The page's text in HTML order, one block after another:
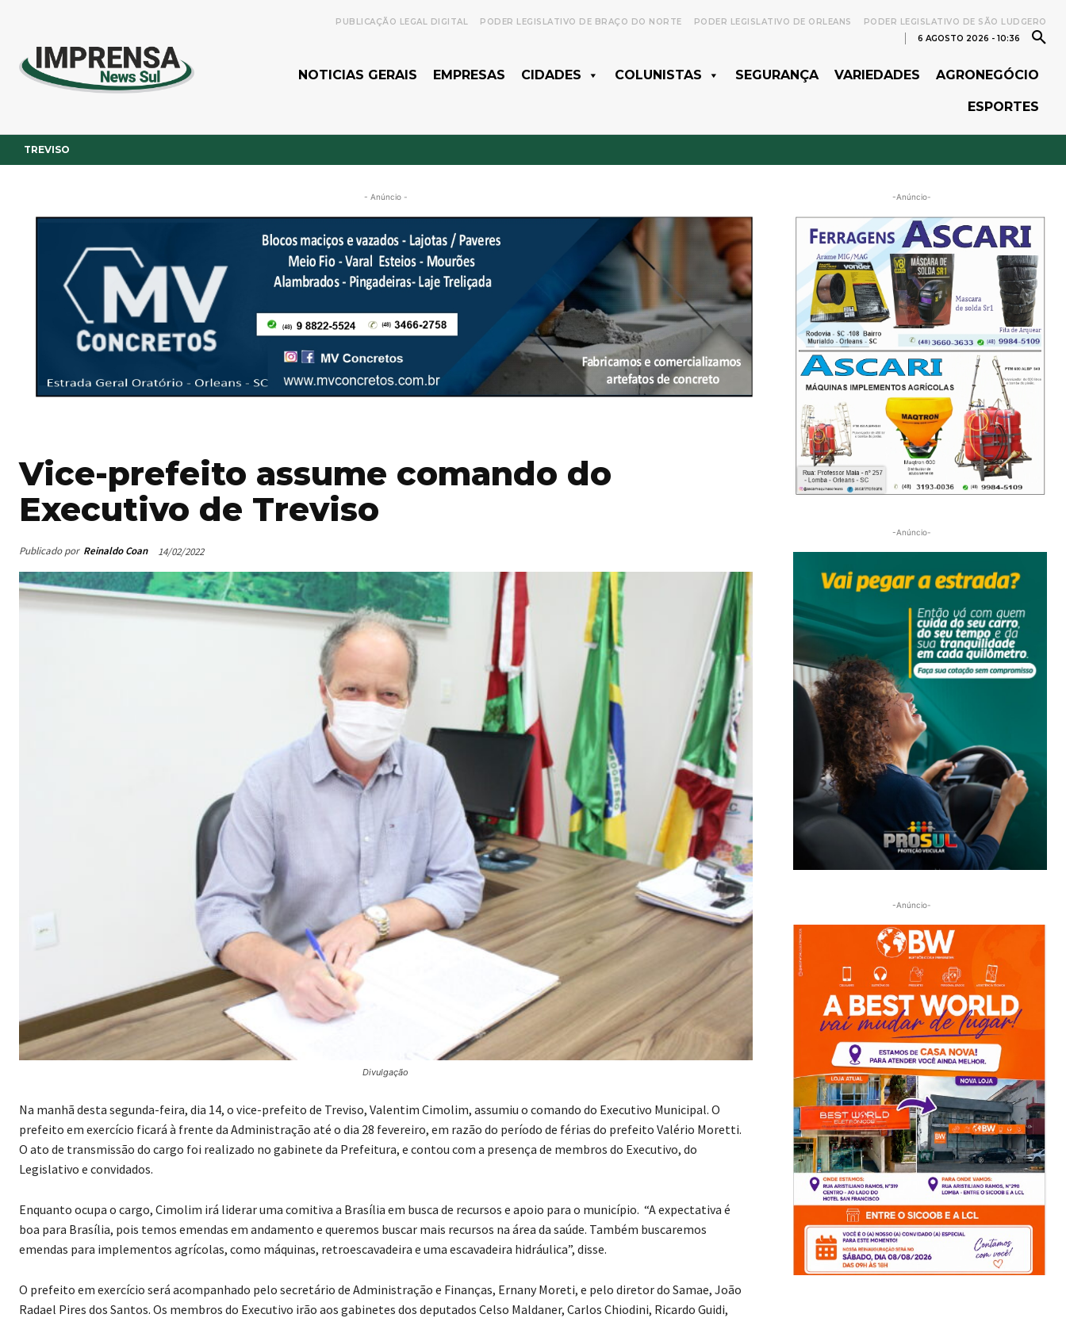
PUBLICAÇÃO LEGAL DIGITAL PODER LEGISLATIVO DE BRAÇO DO NORTE PODER LEGISLATIVO DE ORLEANS
PODER LEGISLATIVO DE SÃO LUDGERO
6 AGOSTO 2026 - 10:36
NOTICIAS GERAIS EMPRESAS CIDADES COLUNISTAS SEGURANÇA VARIEDADES AGRONEGÓCIO
ESPORTES
TREVISO
- Anúncio -
Vice-prefeito assume comando do
Executivo de Treviso
Publicado por Reinaldo Coan 14/02/2022
Divulgação
Na manhã desta segunda-feira, dia 14, o vice-prefeito de Treviso, Valentim Cimolim, assumiu o comando do Executivo Municipal. O
prefeito em exercício ficará à frente da Administração até o dia 28 fevereiro, em razão do período de férias do prefeito Valério Moretti.
O ato de transmissão do cargo foi realizado no gabinete da Prefeitura, e contou com a presença de membros do Executivo, do
Legislativo e convidados.
Enquanto ocupa o cargo, Cimolim irá liderar uma comitiva a Brasília em busca de recursos e apoio para o município. “A expectativa é
boa para Brasília, pois temos emendas em andamento e queremos buscar mais recursos na área da saúde. Também buscaremos
emendas para implementos agrícolas, como máquinas, retroescavadeira e uma escavadeira hidráulica”, disse.
O prefeito em exercício será acompanhado pelo secretário de Administração e Finanças, Ernany Moreti, e pelo diretor do Samae, João
Radael Pires dos Santos. Os membros do Executivo irão aos gabinetes dos deputados Celso Maldaner, Carlos Chiodini, Ricardo Guidi,
-Anúncio-
-Anúncio-
-Anúncio-